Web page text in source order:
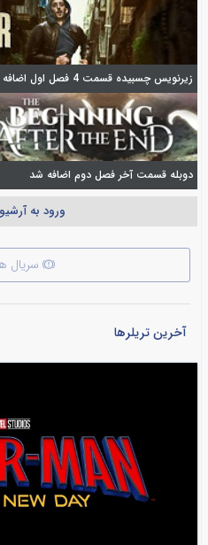
زیرنویس چسبیده قسمت 4 فصل اول اضافه شد
دوبله قسمت آخر فصل دوم اضافه شد
ورود به
سریال
آخرین تریلرها